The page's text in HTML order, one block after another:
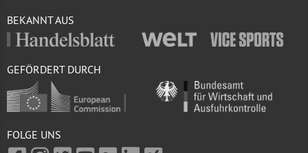
BEKANNT AUS
GEFÖRDERT DURCH
FOLGE UNS